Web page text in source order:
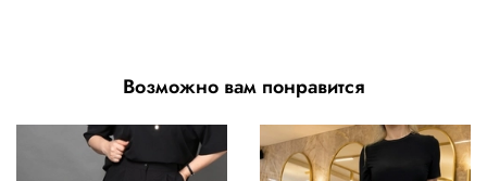
Возможно вам понравится